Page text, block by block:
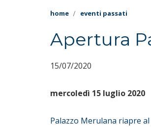
home eventi passati
Apertura
15/07/2020
mercoledì 15 luglio 2020
Palazzo Merulana riapre